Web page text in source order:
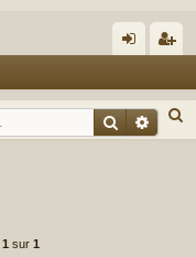
ne
xi
nr
eg
e
1 sur 1